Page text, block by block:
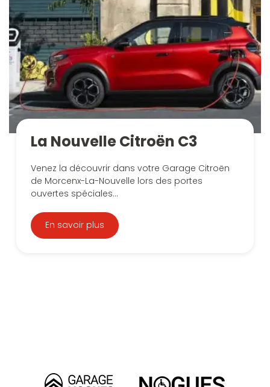
La Nouvelle Citroën C3
Venez la découvrir dans votre Garage Citroën
de Morcenx-La-Nouvelle lors des portes
ouvertes spéciales...
En savoir plus